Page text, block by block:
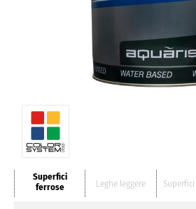
Superfici
ferrose
Leghe leggere